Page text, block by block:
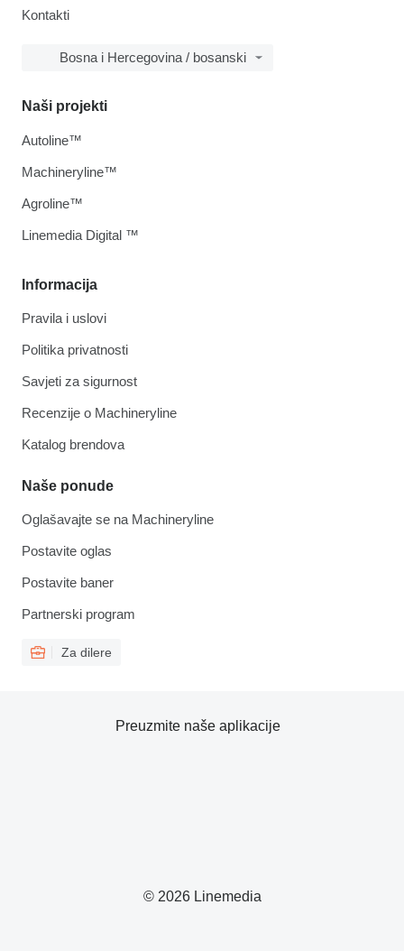
Kontakti
Bosna i Hercegovina / bosanski
Informacija
Pravila i uslovi
Politika privatnosti
Savjeti za sigurnost
Recenzije o Machineryline
Katalog brendova
Naše ponude
Oglašavajte se na Machineryline
Postavite oglas
Postavite baner
Partnerski program
Za dilere
Naši projekti
Autoline™
Machineryline™
Agroline™
Linemedia Digital ™
© 2026 Linemedia
Preuzmite naše aplikacije